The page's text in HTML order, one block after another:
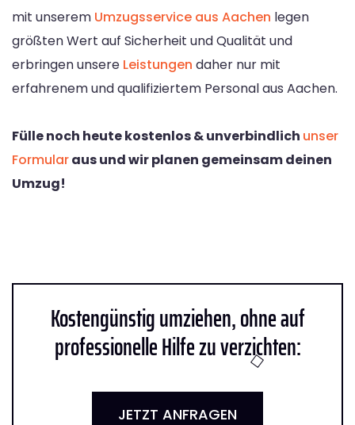
mit unserem Umzugsservice aus Aachen legen
größten Wert auf Sicherheit und Qualität und
erbringen unsere Leistungen daher nur mit
erfahrenem und qualifiziertem Personal aus Aachen.
Fülle noch heute kostenlos & unverbindlich unser
Formularaus und wir planen gemeinsam deinen
Umzug!
Kostengünstig umziehen, ohne auf
professionelle Hilfe zu verzichten:
JETZT ANFRAGEN